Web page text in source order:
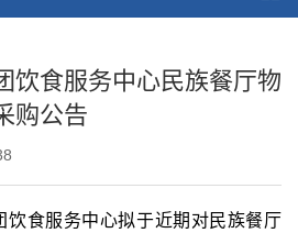
饮食服务中心民族餐厅物
购公告
饮食服务中心拟于近期对民族餐厅